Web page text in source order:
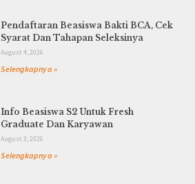
Pendaftaran Beasiswa Bakti BCA, Cek
Syarat Dan Tahapan Seleksinya
August 4, 2026
Selengkapnya »
Info Beasiswa S2 Untuk Fresh
Graduate Dan Karyawan
August 3, 2026
Selengkapnya »